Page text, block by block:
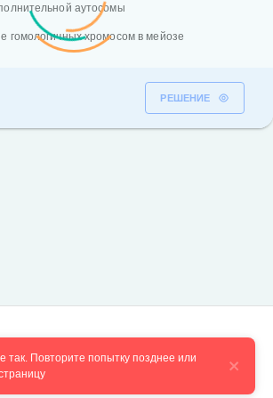
аутосомы
гомологичных хромосом в мейозе
РЕШЕНИЕ
так. Повторите попытку позднее или